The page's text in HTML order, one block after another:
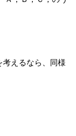
えるなら、同様